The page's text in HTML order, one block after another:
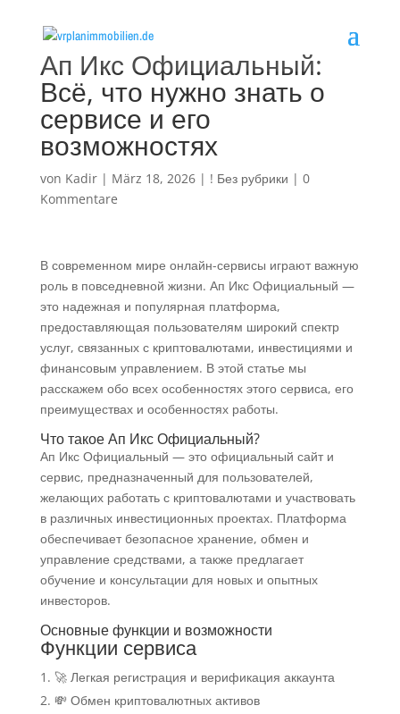
Ап Икс Официальный:
Всё, что нужно знать о
сервисе и его
возможностях
von Kadir| März 18, 2026| ! Без рубрики | 0
Kommentare
В современном мире онлайн-сервисы играют важную
роль в повседневной жизни. Ап Икс Официальный —
это надежная и популярная платформа,
предоставляющая пользователям широкий спектр
услуг, связанных с криптовалютами, инвестициями и
финансовым управлением. В этой статье мы
расскажем обо всех особенностях этого сервиса, его
преимуществах и особенностях работы.
Что такое Ап Икс Официальный?
Ап Икс Официальный — это официальный сайт и
сервис, предназначенный для пользователей,
желающих работать с криптовалютами и участвовать
в различных инвестиционных проектах. Платформа
обеспечивает безопасное хранение, обмен и
управление средствами, а также предлагает
обучение и консультации для новых и опытных
инвесторов.
Основные функции и возможности
Функции сервиса
🚀 Легкая регистрация и верификация аккаунта
💸 Обмен криптовалютных активов